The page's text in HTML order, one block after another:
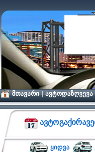
მთავარი|ავტოდაზღვევა
ყიდვა